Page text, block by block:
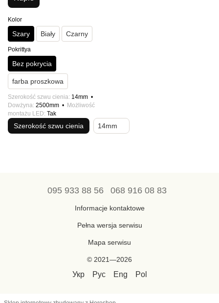
Kolor
Szary Biały Czarny
Pokrittya
Bez pokrycia
farba proszkowa
Szerokość szwu cienia 14mm
Dowżyna 2500mm
Możliwość
montażu LED Tak
Szerokość szwu cienia 14mm
095 933 88 56 068 916 08 83
Informacje kontaktowe
Pełna wersja serwisu
Mapa serwisu
© 2021—2026
Укр Рус Eng Pol